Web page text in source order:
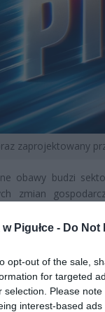
Pigułce - Do Not
opt-out of the sale,
for targeted
selection. Please
interest-based
zaprojektowany
obawy budzi
zmian
inflacji może
regulacji
4,3 procent.